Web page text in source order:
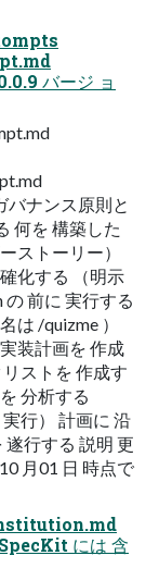
バージ​ ョ
バナンス原則と​
何を​ 構築した
ストーリー）​
化する​ （明示
前に​ 実行する​
は​ /quizme ）​
装計画を​ 作成
ストを​ 作成す
分析する​
実行）​ 計画に​ 沿
遂行する​ 説明 更
月01 日​ 時点で
には​ 含